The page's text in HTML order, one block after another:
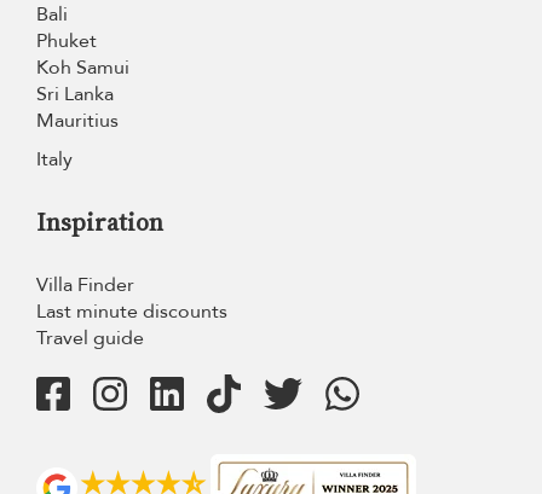
Bali
Phuket
Koh Samui
Sri Lanka
Mauritius
Italy
Inspiration
Villa Finder
Last minute discounts
Travel guide